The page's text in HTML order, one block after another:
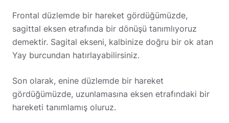
Frontal düzlemde bir hareket gördüğümüzde,
sagittal eksen etrafında bir dönüşü tanımlıyoruz
demektir. Sagital ekseni, kalbinize doğru bir ok atan
Yay burcundan hatırlayabilirsiniz.
Son olarak, enine düzlemde bir hareket
gördüğümüzde, uzunlamasına eksen etrafındaki bir
hareketi tanımlamış oluruz.